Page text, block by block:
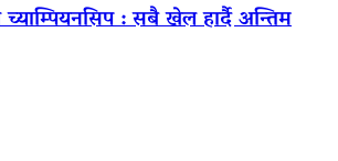
: सबै खेल हार्दै अन्तिम